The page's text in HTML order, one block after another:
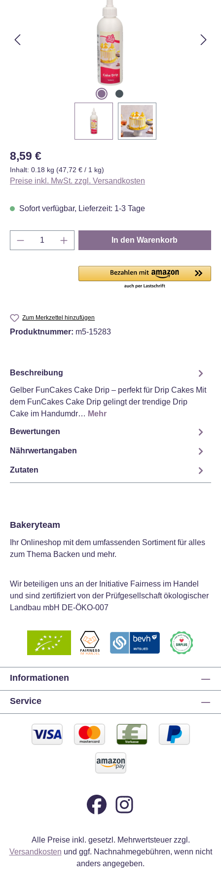
Regulärer Preis:
8,59 €
Inhalt: 0.18 kg (47,72 € / 1 kg)
Preise inkl. MwSt. zzgl. Versandkosten
Sofort verfügbar, Lieferzeit: 1-3 Tage
Produkt Anzahl: Gib den gewünschten
In den Warenkorb
Zum Merkzettel hinzufügen
Produktnummer: m5-15283
Beschreibung
Gelber FunCakes Cake Drip – perfekt für Drip Cakes Mit
dem FunCakes Cake Drip gelingt der trendige Drip
Cake im Handumdr… Mehr
Bewertungen
Nährwertangaben
Zutaten
Bakeryteam
Ihr Onlineshop mit dem umfassenden Sortiment für alles
zum Thema Backen und mehr.
Wir beteiligen uns an der Initiative Fairness im Handel
und sind zertifiziert von der Prüfgesellschaft ökologischer
Landbau mbH DE-ÖKO-007
Informationen
Service
Alle Preise inkl. gesetzl. Mehrwertsteuer zzgl.
Versandkosten und ggf. Nachnahmegebühren, wenn nicht
anders angegeben.